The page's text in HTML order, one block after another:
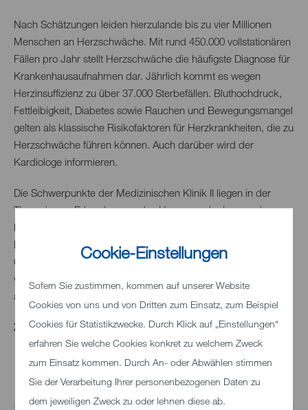
Cookie-Einstellungen
Sofern Sie zustimmen, kommen auf unserer Website
Cookies von uns und von Dritten zum Einsatz, zum Beispiel
Cookies für Statistikzwecke. Durch Klick auf „Einstellungen“
erfahren Sie welche Cookies konkret zu welchem Zweck
zum Einsatz kommen. Durch An- oder Abwählen stimmen
Sie der Verarbeitung Ihrer personenbezogenen Daten zu
dem jeweiligen Zweck zu oder lehnen diese ab.
Nach Schätzungen leiden hierzulande bis zu vier Millionen
Menschen an Herzschwäche. Mit rund 450.000 vollstationären
Fällen pro Jahr stellt Herzschwäche die häufigste Diagnose für
Krankenhausaufnahmen dar. Jährlich kommt es wegen
Herzinsuffizienz zu über 37.000 Sterbefällen. Bluthochdruck,
Fettleibigkeit, Diabetes sowie Rauchen und Bewegungsmangel
gelten als klassische Risikofaktoren für Herzkrankheiten, die zu
Herzschwäche führen können. Auch darüber wird der
Kardiologe informieren.
Die Schwerpunkte der Medizinischen Klinik II liegen in der
Therapie von Erkrankungen des Her-zens, der Lunge, der
Nieren, der Gefäße und in der intensivmedizinischen
Betreuung von Patienten mit lebensbedrohlichen
Organfunktionsstörungen. Vom Chefarzt und seinem Team
werden jährlich rund 6.000 Patienten stationär und ambulant
auf hohem Niveau untersucht und behandelt.
Zurück